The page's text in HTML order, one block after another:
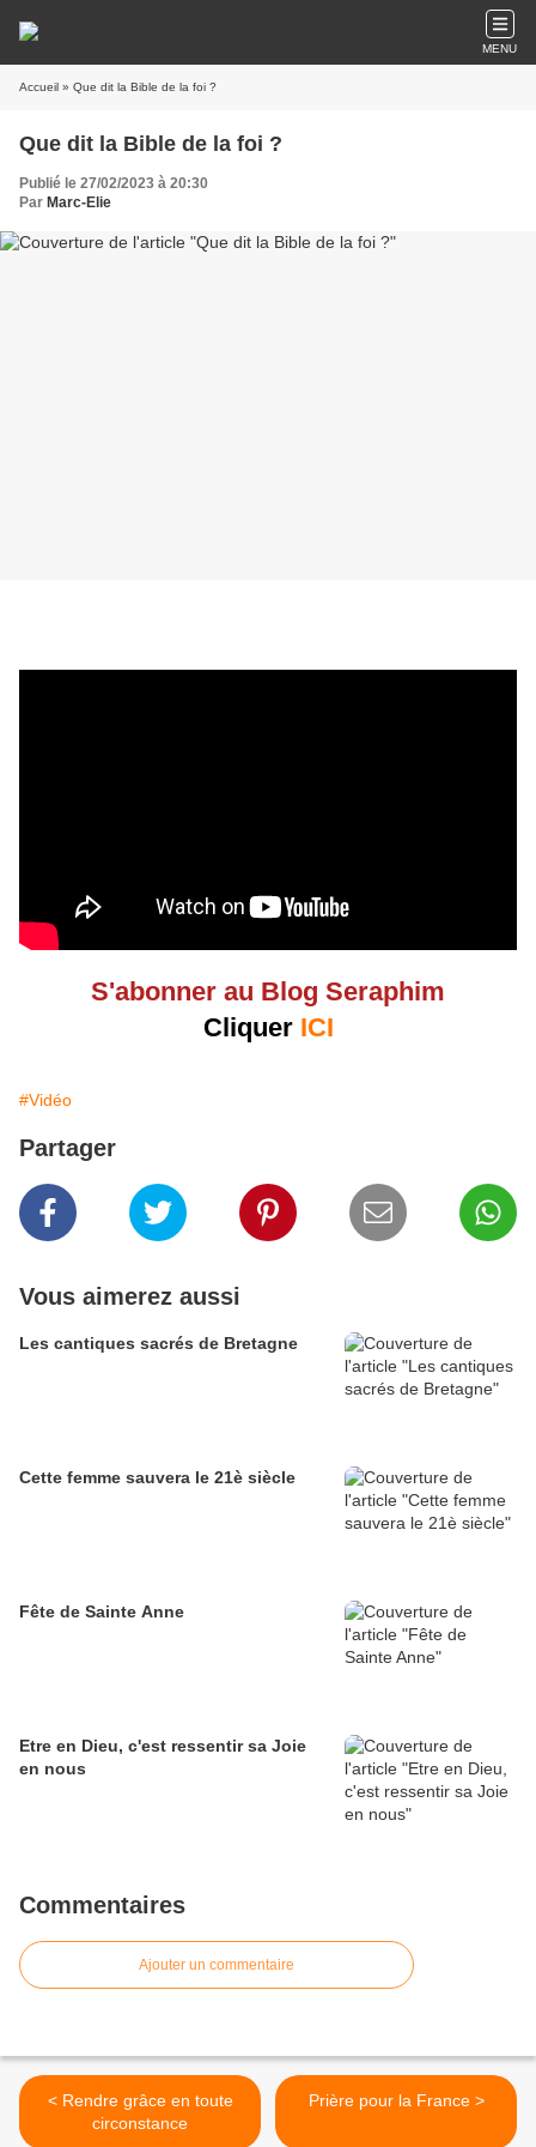
MENU
Accueil » Que dit la Bible de la foi ?
Que dit la Bible de la foi ?
Publié le 27/02/2023 à 20:30
Par Marc-Elie
S'abonner au Blog Seraphim
Cliquer ICI
#Vidéo
Partager
Vous aimerez aussi
Les cantiques sacrés de Bretagne
Cette femme sauvera le 21è siècle
Fête de Sainte Anne
Etre en Dieu, c'est ressentir sa Joie
en nous
Commentaires
Ajouter un commentaire
< Rendre grâce en toute
circonstance
Prière pour la France >